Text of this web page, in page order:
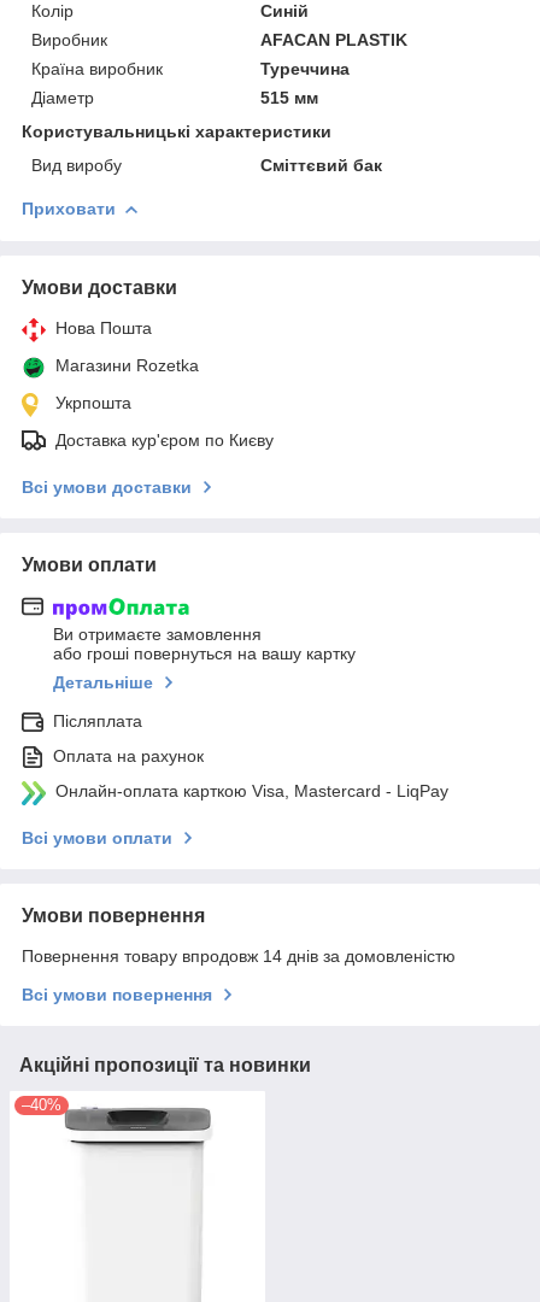
Колір
Синій
Виробник
AFACAN PLASTIK
Країна виробник
Туреччина
Діаметр
515 мм
Користувальницькі характеристики
Вид виробу
Сміттєвий бак
Приховати
Умови доставки
Нова Пошта
Магазини Rozetka
Укрпошта
Доставка кур'єром по Києву
Всі умови доставки
Умови оплати
Ви отримаєте замовлення
або гроші повернуться на вашу картку
Детальніше
Післяплата
Оплата на рахунок
Онлайн-оплата карткою Visa, Mastercard - LiqPay
Всі умови оплати
Умови повернення
Повернення товару впродовж 14 днів за домовленістю
Всі умови повернення
Акційні пропозиції та новинки
–40%